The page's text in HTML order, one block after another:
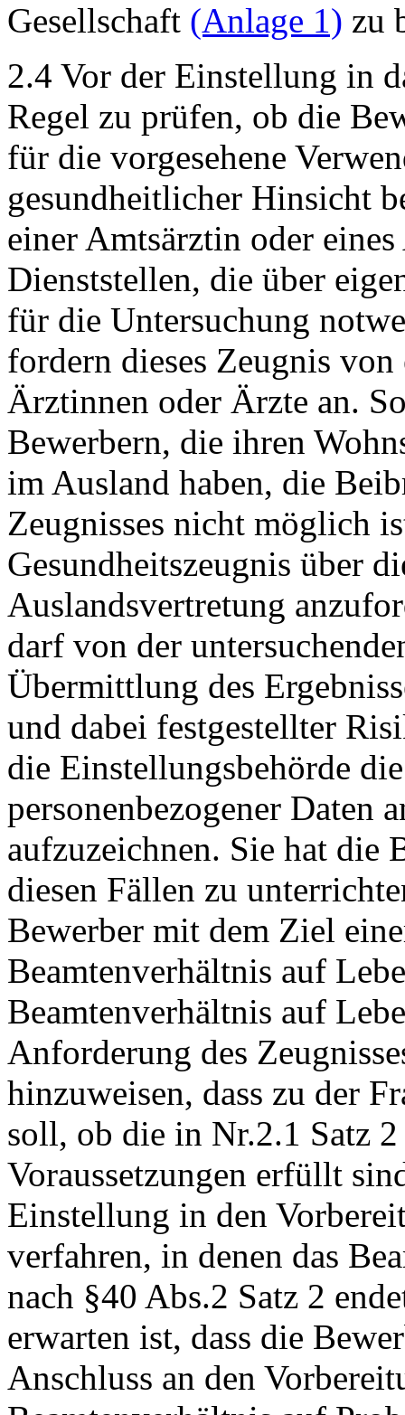
Gesellschaft (Anlage 1) zu
2.4 Vor der Einstellung in
Regel zu prüfen, ob die
für die vorgesehene
gesundheitlicher Hinsicht
einer Amtsärztin oder
Dienststellen, die über
für die Untersuchung
fordern dieses Zeugnis
Ärztinnen oder Ärzte an.
Bewerbern, die ihren
im Ausland haben, die
Zeugnisses nicht möglich
Gesundheitszeugnis über
Auslandsvertretung
darf von der
Übermittlung des
und dabei festgestellter
die Einstellungsbehörde
personenbezogener Daten
aufzuzeichnen. Sie hat die
diesen Fällen zu
Bewerber mit dem Ziel
Beamtenverhältnis auf
Beamtenverhältnis auf
Anforderung des
hinzuweisen, dass zu der
soll, ob die in Nr.2.1 Satz
Voraussetzungen erfüllt
Einstellung in den
verfahren, in denen das
nach §40 Abs.2 Satz 2
erwarten ist, dass die
Anschluss an den